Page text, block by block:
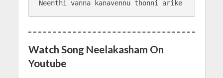
Neenthi vanna kanavennu thonni arike
Watch Song Neelakasham On
Youtube